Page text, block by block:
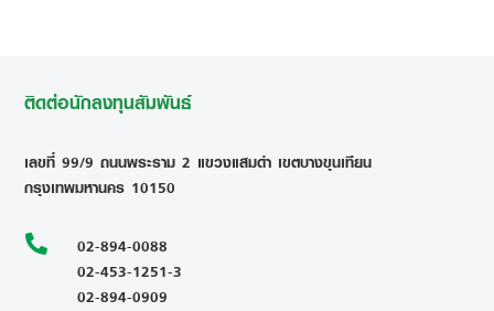
ติดต่อนักลงทุนสัมพันธ์
เลขที่ 99/9 ถนนพระราม 2 แขวงแสมดำ เขตบางขุนเทียน
กรุงเทพมหานคร 10150

02-894-0088
02-453-1251-3
02-894-0909